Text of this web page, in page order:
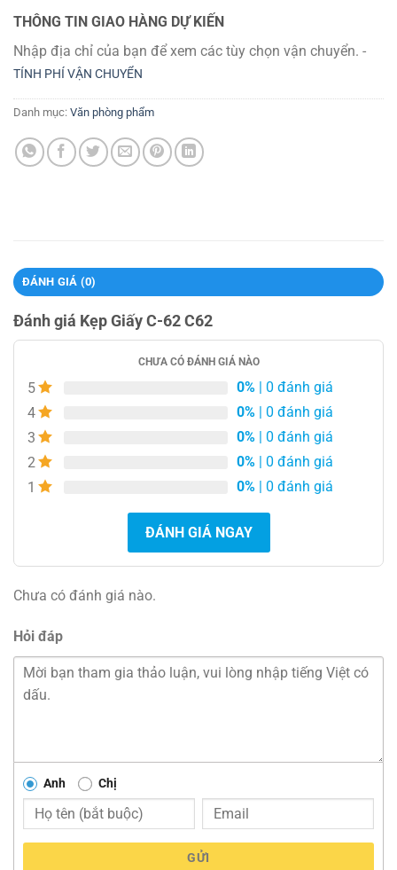
THÔNG TIN GIAO HÀNG DỰ KIẾN
Nhập địa chỉ của bạn để xem các tùy chọn vận chuyển. -
TÍNH PHÍ VẬN CHUYỂN
Danh mục: Văn phòng phẩm
ĐÁNH GIÁ (0)
Đánh giá Kẹp Giấy C-62 C62
CHƯA CÓ ĐÁNH GIÁ NÀO
5 0% | 0 đánh giá
4
0% | 0 đánh giá
3
0% | 0 đánh giá
2
0% | 0 đánh giá
1
0% | 0 đánh giá
ĐÁNH GIÁ NGAY
Chưa có đánh giá nào.
Hỏi đáp
Anh Chị
GỬI